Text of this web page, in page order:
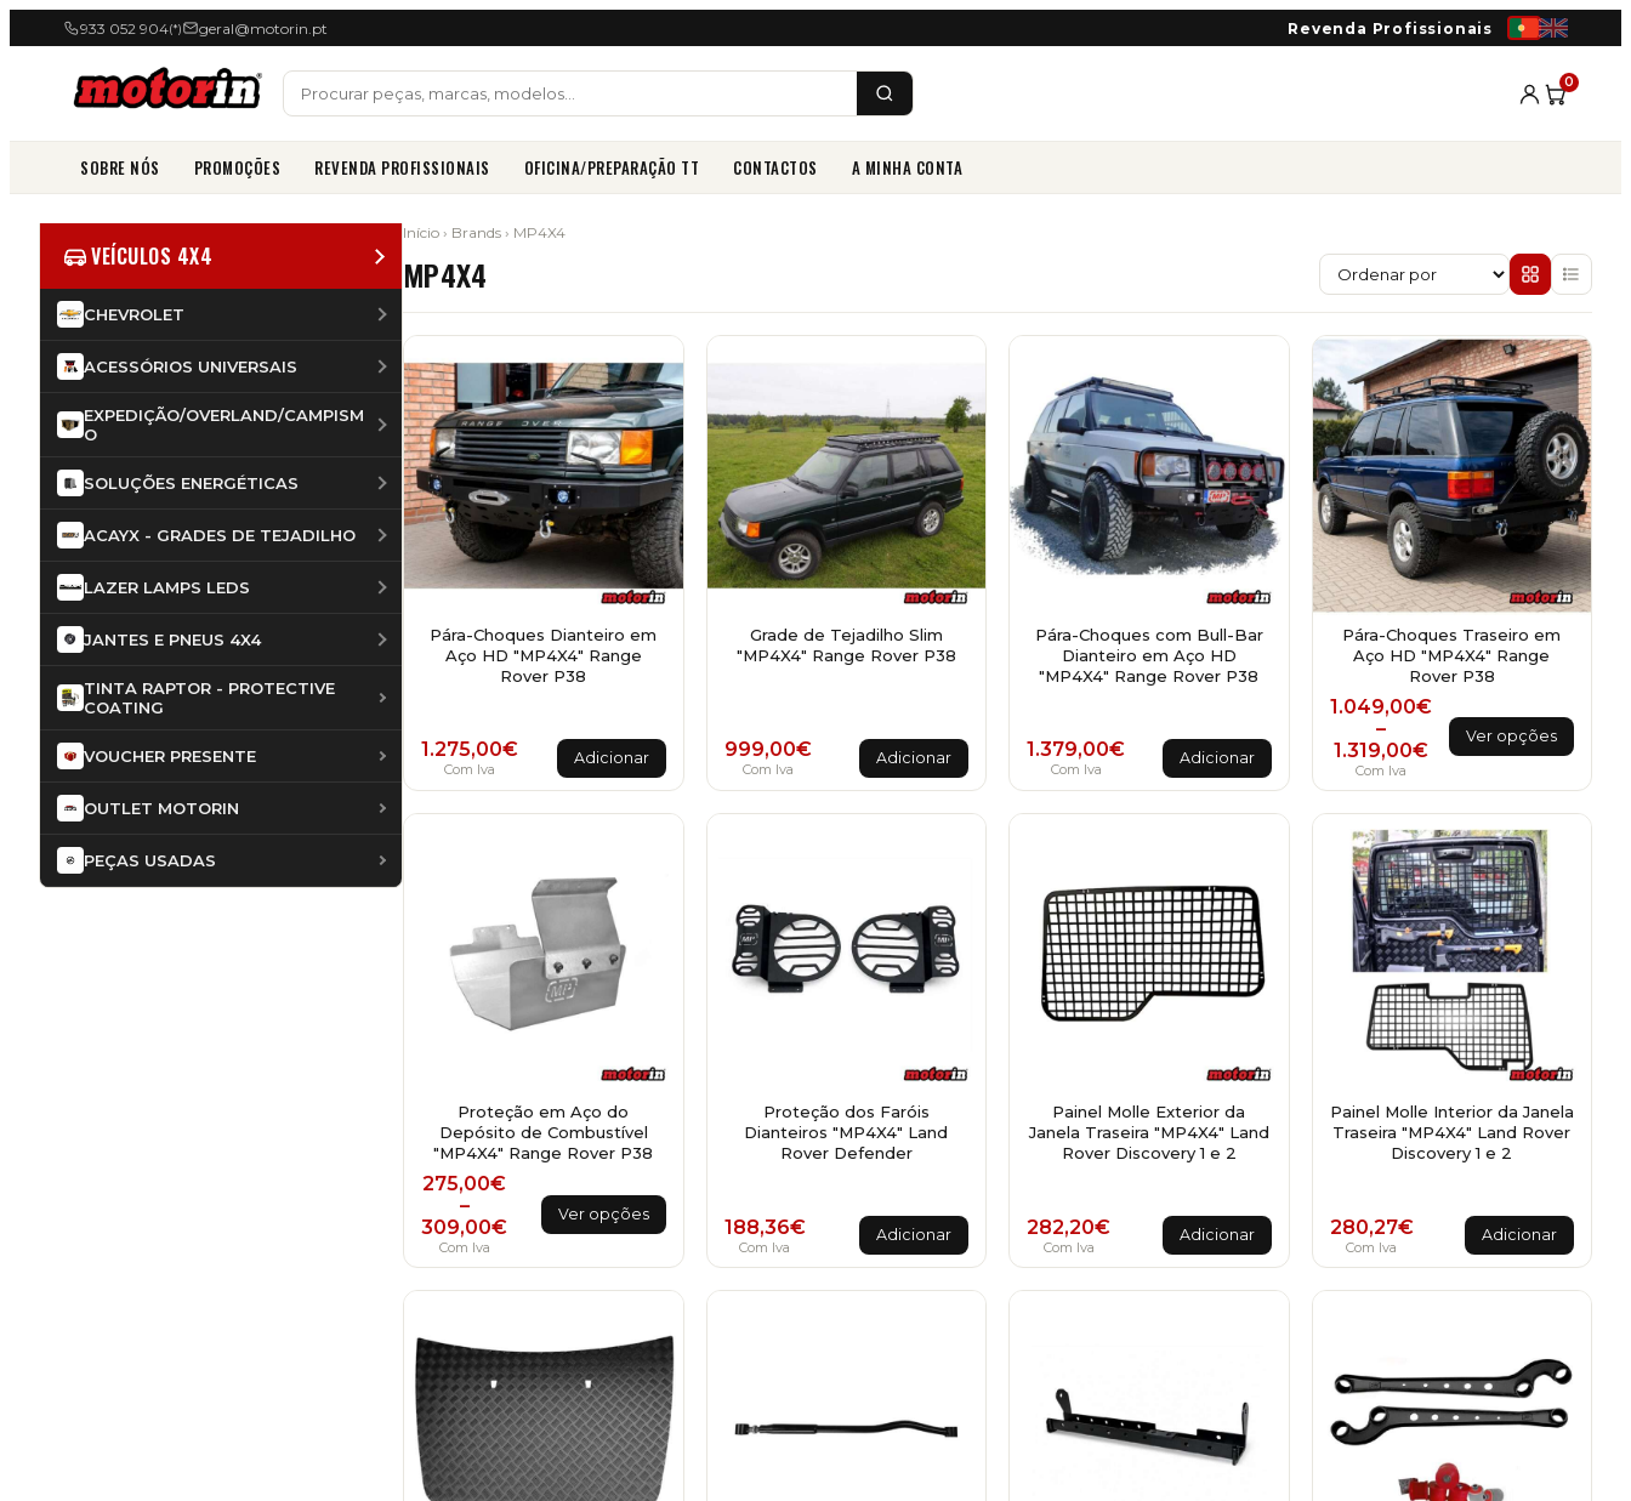
933 052 904(*) geral@motorin.pt Revenda Profissionais
0
SOBRE NÓS PROMOÇÕES REVENDA PROFISSIONAIS OFICINA/PREPARAÇÃO TT CONTACTOS A MINHA CONTA
VEÍCULOS 4X4
CHEVROLET
ACESSÓRIOS UNIVERSAIS
EXPEDIÇÃO/OVERLAND/CAMPISM
O
SOLUÇÕES ENERGÉTICAS
ACAYX - GRADES DE TEJADILHO
LAZER LAMPS LEDS
JANTES E PNEUS 4X4
TINTA RAPTOR - PROTECTIVE
COATING
VOUCHER PRESENTE
OUTLET MOTORIN
PEÇAS USADAS
Início › Brands › MP4X4
MP4X4
Pára-Choques Dianteiro em
Aço HD "MP4X4" Range
Rover P38
1.275,00€
Com Iva
Adicionar
Grade de Tejadilho Slim
"MP4X4" Range Rover P38
999,00€
Com Iva
Adicionar
Pára-Choques com Bull-Bar
Dianteiro em Aço HD
"MP4X4" Range Rover P38
1.379,00€
Com Iva
Adicionar
Pára-Choques Traseiro em
Aço HD "MP4X4" Range
Rover P38
1.049,00€
–
1.319,00€
Price range: 1.049,00€
Com Iva
Ver opções
This
product
multiple
variants.
The
options
may
be
chosen
on
the
product
page
Proteção em Aço do
Depósito de Combustível
"MP4X4" Range Rover P38
275,00€
–
309,00€
Price range: 275,00€ through 309,00€
Com Iva
Ver opções
This
product
multiple
variants.
options
may
be
chosen
on
the
product
Proteção dos Faróis
Dianteiros "MP4X4" Land
Rover Defender
188,36€
Com Iva
Adicionar
Painel Molle Exterior da
Janela Traseira "MP4X4" Land
Rover Discovery 1 e 2
282,20€
Com Iva
Adicionar
Painel Molle Interior da Janela
Traseira "MP4X4" Land Rover
Discovery 1 e 2
280,27€
Com Iva
Adicionar